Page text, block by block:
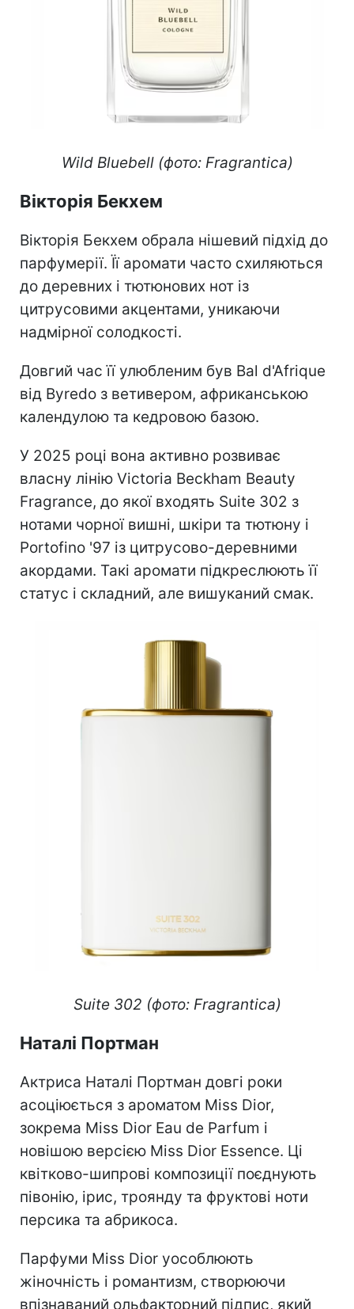
Wild Bluebell (фото: Fragrantica)
Вікторія Бекхем
Вікторія Бекхем обрала нішевий підхід до
парфумерії. Її аромати часто схиляються
до деревних і тютюнових нот із
цитрусовими акцентами, уникаючи
надмірної солодкості.
Довгий час її улюбленим був Bal d'Afrique
від Byredo з ветивером, африканською
календулою та кедровою базою.
У 2025 році вона активно розвиває
власну лінію Victoria Beckham Beauty
Fragrance, до якої входять Suite 302 з
нотами чорної вишні, шкіри та тютюну і
Portofino '97 із цитрусово-деревними
акордами. Такі аромати підкреслюють її
статус і складний, але вишуканий смак.
Suite 302 (фото: Fragrantica)
Наталі Портман
Актриса Наталі Портман довгі роки
асоціюється з ароматом Miss Dior,
зокрема Miss Dior Eau de Parfum і
новішою версією Miss Dior Essence. Ці
квітково-шипрові композиції поєднують
півонію, ірис, троянду та фруктові ноти
персика та абрикоса.
Парфуми Miss Dior уособлюють
жіночність і романтизм, створюючи
впізнаваний ольфакторний підпис, який